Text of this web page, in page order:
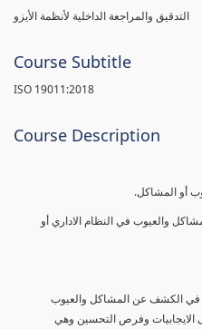
التدقيق والمراجعة الداخلية لأنظمة الأيزو
Course Subtitle
ISO 19011:2018
Course Description
أو المشاكل.
والعيوب في النظام الاداري أو
في الكشف عن المشاكل والعيوب
الايجابيات وفرص التحسين وهي